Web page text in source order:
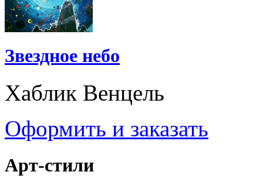
Звездное небо
Хаблик Венцель
Оформить и заказать
Арт-стили